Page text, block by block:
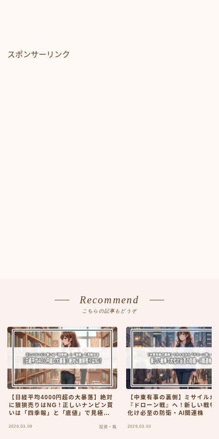
スポンサーリンク
Recommend
こちらの記事もどうぞ
【日経平均4000円超の大暴落】絶対
に狼狽売りはNG！正しいナンピン買
いは「四季報」と「底値」で見極め
2026.03.09 投資・株
【中東有事の裏側】ミサイルか
『ドローン戦』へ！新しい戦争
化け必至の防衛・AI関連株
2026.03.03